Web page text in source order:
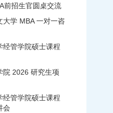
前招生官圆桌交流
大学 MBA 一对一咨
经管学院硕士课程
院 2026 研究生项
经管学院硕士课程
会